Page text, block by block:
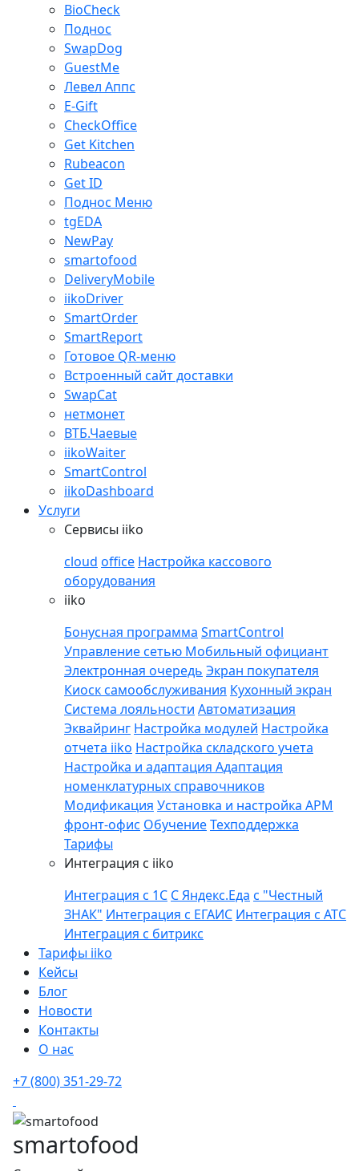
BioCheck
Поднос
SwapDog
GuestMe
Левел Аппс
E-Gift
CheckOffice
Get Kitchen
Rubeacon
Get ID
Поднос Меню
tgEDA
NewPay
smartofood
DeliveryMobile
iikoDriver
SmartOrder
SmartReport
Готовое QR-меню
Встроенный сайт доставки
SwapCat
нетмонет
ВТБ.Чаевые
iikoWaiter
SmartControl
iikoDashboard
Услуги
Сервисы iiko
cloud office Настройка кассового
оборудования
iiko
Бонусная программа SmartControl
Управление сетью Мобильный официант
Электронная очередь Экран покупателя
Киоск самообслуживания Кухонный экран
Система лояльности Автоматизация
Эквайринг Настройка модулей Настройка
отчета iiko Настройка складского учета
Настройка и адаптация Адаптация
номенклатурных справочников
Модификация Установка и настройка APM
фронт-офис ОбучениеТехподдержка
Тарифы
Интеграция с iiko
Интеграция с 1С С Яндекс.Еда с "Честный
ЗНАК" Интеграция с ЕГАИС Интеграция с АТС
Интеграция с битрикс
Тарифы iiko
Кейсы
Блог
Новости
Контакты
О нас
+7 (800) 351-29-72
smartofood